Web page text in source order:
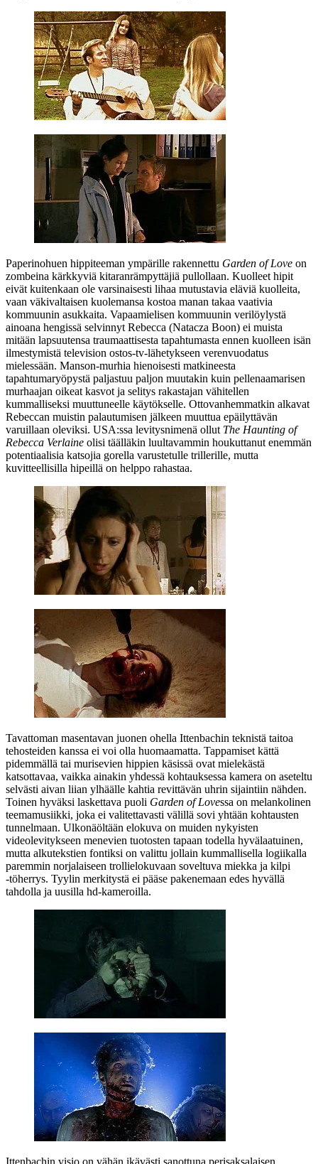
Paperinohuen hippiteeman ympärille rakennettu Garden of Love on
zombeina kärkkyviä kitaranrämpyttäjiä pullollaan. Kuolleet hipit
eivät kuitenkaan ole varsinaisesti lihaa mutustavia eläviä kuolleita,
vaan väkivaltaisen kuolemansa kostoa manan takaa vaativia
kommuunin asukkaita. Vapaamielisen kommuunin verilöylystä
ainoana hengissä selvinnyt Rebecca (Natacza Boon) ei muista
mitään lapsuutensa traumaattisesta tapahtumasta ennen kuolleen isän
ilmestymistä television ostos‑tv‑lähetykseen verenvuodatus
mielessään. Manson-murhia hienoisesti matkineesta
tapahtumaryöpystä paljastuu paljon muutakin kuin pellenaamarisen
murhaajan oikeat kasvot ja selitys rakastajan vähitellen
kummalliseksi muuttuneelle käytökselle. Ottovanhemmatkin alkavat
Rebeccan muistin palautumisen jälkeen muuttua epäilyttävän
varuillaan oleviksi. USA:ssa levitysnimenä ollut The Haunting of
Rebecca Verlaine olisi täälläkin luultavammin houkuttanut enemmän
potentiaalisia katsojia gorella varustetulle trillerille, mutta
kuvitteellisilla hipeillä on helppo rahastaa.
Tavattoman masentavan juonen ohella Ittenbachin teknistä taitoa
tehosteiden kanssa ei voi olla huomaamatta. Tappamiset kättä
pidemmällä tai murisevien hippien käsissä ovat mielekästä
katsottavaa, vaikka ainakin yhdessä kohtauksessa kamera on aseteltu
selvästi aivan liian ylhäälle kahtia revittävän uhrin sijaintiin nähden.
Toinen hyväksi laskettava puoli Garden of Lovessa on melankolinen
teemamusiikki, joka ei valitettavasti välillä sovi yhtään kohtausten
tunnelmaan. Ulkonäöltään elokuva on muiden nykyisten
videolevitykseen menevien tuotosten tapaan todella hyvälaatuinen,
mutta alkutekstien fontiksi on valittu jollain kummallisella logiikalla
paremmin norjalaiseen trollielokuvaan soveltuva miekka ja kilpi
‑töherrys. Tyylin merkitystä ei pääse pakenemaan edes hyvällä
tahdolla ja uusilla hd‑kameroilla.
Ittenbachin visio on vähän ikävästi sanottuna perisaksalaisen